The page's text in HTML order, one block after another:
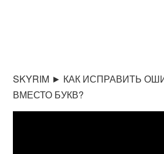
SKYRIM ► КАК ИСПРАВИТЬ
ВМЕСТО БУКВ?